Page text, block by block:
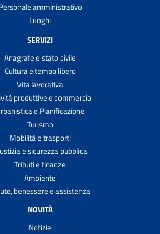
amministrativo
Luoghi
SERVIZI
Anagrafe e stato civile
Cultura e tempo libero
Vita lavorativa
produttive e commercio
e Pianificazione
Turismo
Mobilità e trasporti
e sicurezza pubblica
Tributi e finanze
Ambiente
benessere e assistenza
NOVITÀ
Notizie